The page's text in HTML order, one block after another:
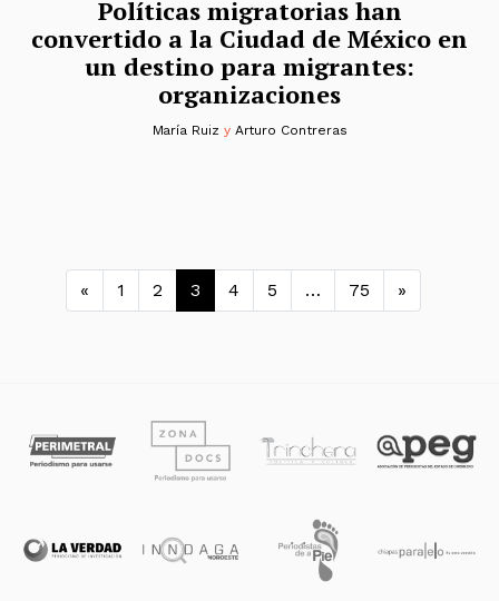
Políticas migratorias han
convertido a la Ciudad de México en
un destino para migrantes:
organizaciones
María Ruiz y Arturo Contreras
Navegación de entradas
« 1 2 3 4 5 … 75 »